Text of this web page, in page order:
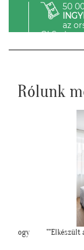
50
az
GLS-el.
Rólunk
ahogy
""Elkészült